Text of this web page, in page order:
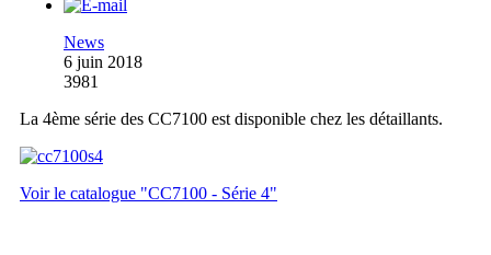
News
6 juin 2018
3981
La 4ème série des CC7100 est disponible chez les détaillants.
Voir le catalogue "CC7100 - Série 4"